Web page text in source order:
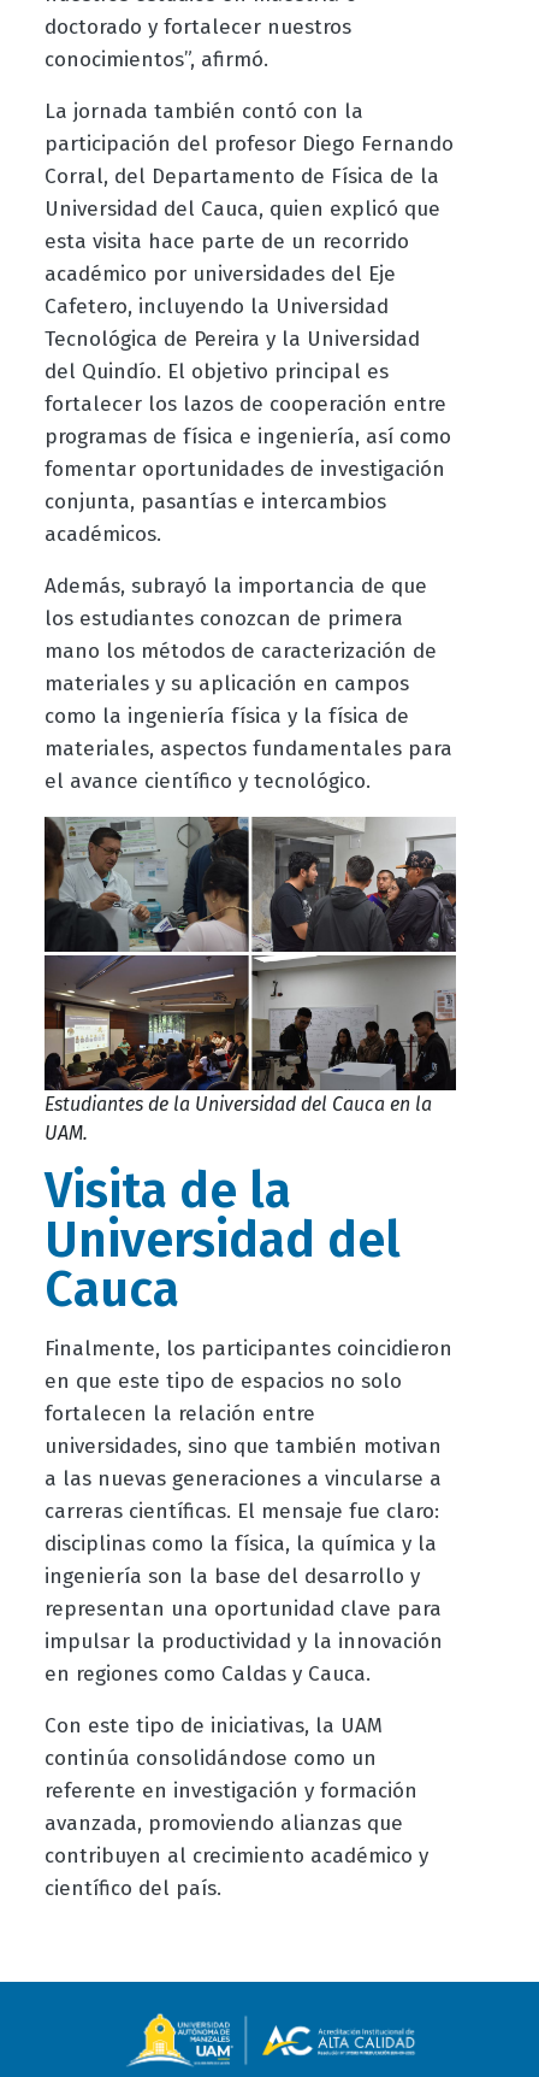
doctorado y fortalecer nuestros
conocimientos”, afirmó.
La jornada también contó con la
participación del profesor Diego Fernando
Corral, del Departamento de Física de la
Universidad del Cauca, quien explicó que
esta visita hace parte de un recorrido
académico por universidades del Eje
Cafetero, incluyendo la Universidad
Tecnológica de Pereira y la Universidad
del Quindío. El objetivo principal es
fortalecer los lazos de cooperación entre
programas de física e ingeniería, así como
fomentar oportunidades de investigación
conjunta, pasantías e intercambios
académicos.
Además, subrayó la importancia de que
los estudiantes conozcan de primera
mano los métodos de caracterización de
materiales y su aplicación en campos
como la ingeniería física y la física de
materiales, aspectos fundamentales para
el avance científico y tecnológico.
Estudiantes de la Universidad del Cauca en la
UAM.
Visita de la
Universidad del
Cauca
Finalmente, los participantes coincidieron
en que este tipo de espacios no solo
fortalecen la relación entre
universidades, sino que también motivan
a las nuevas generaciones a vincularse a
carreras científicas. El mensaje fue claro:
disciplinas como la física, la química y la
ingeniería son la base del desarrollo y
representan una oportunidad clave para
impulsar la productividad y la innovación
en regiones como Caldasy Cauca.
Con este tipo de iniciativas, la UAM
continúa consolidándose como un
referente en investigación y formación
avanzada, promoviendo alianzas que
contribuyen al crecimiento académico y
científico del país.